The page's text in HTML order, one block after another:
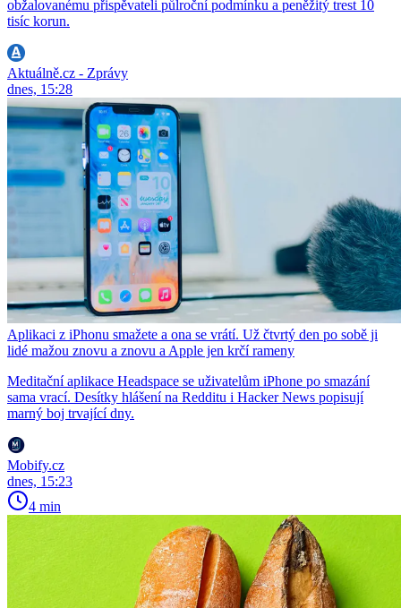
obžalovanému přispěvateli půlroční podmínku a peněžitý trest 10
tisíc korun.
Aktuálně.cz - Zprávy
dnes, 15:28
Aplikaci z iPhonu smažete a ona se vrátí. Už čtvrtý den po sobě ji
lidé mažou znovu a znovu a Apple jen krčí rameny
Meditační aplikace Headspace se uživatelům iPhone po smazání
sama vrací. Desítky hlášení na Redditu i Hacker News popisují
marný boj trvající dny.
Mobify.cz
dnes, 15:23
4 min